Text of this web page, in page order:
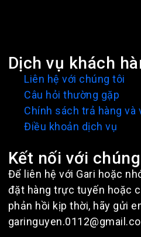
Dịch vụ khách
Liên hệ với chúng tôi
Câu hỏi thường gặp
Chính sách trả hàng và
Điều khoản dịch vụ
Kết nối với
Để liên hệ với Gari hoặc
đặt hàng trực tuyến hoặc
phản hồi kịp thời, hãy gửi